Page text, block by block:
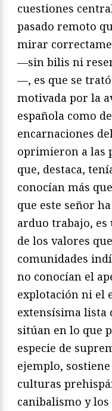
cuestiones
pasado remoto
mirar
—sin bilis ni
—, es que se
motivada por la
española como
encarnaciones
oprimieron a las
que, destaca,
conocían más
que este señor
arduo trabajo, es
de los valores
comunidades
no conocían el
explotación ni el
extensísima lista
sitúan en lo que
especie de
ejemplo,
culturas
canibalismo y